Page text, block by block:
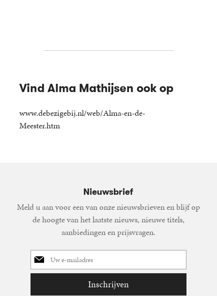
Vind Alma Mathijsen ook op
www.debezigebij.nl/web/Alma-en-de-
Meester.htm
Nieuwsbrief
Meld u aan voor een van onze nieuwsbrieven en blijf op
de hoogte van het laatste nieuws, nieuwe titels,
aanbiedingen en prijsvragen.
E-
mailadres
Inschrijven